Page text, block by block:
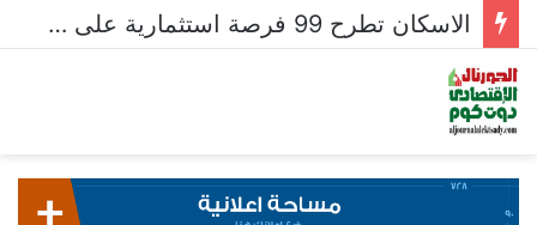
الإسكان تستعرض تنفيذ عدد من المشروعات بمدينتي العاشر من رمضان وحدائق العاشر